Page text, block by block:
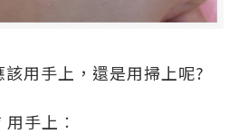
該用手上，還是用掃上呢?
用手上︰